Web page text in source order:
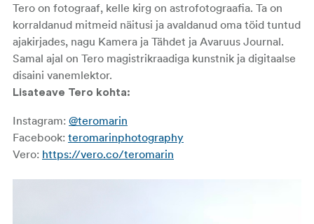
Tero on fotograaf, kelle kirg on astrofotograafia. Ta on
korraldanud mitmeid näitusi ja avaldanud oma töid tuntud
ajakirjades, nagu Kamera ja Tähdet ja Avaruus Journal.
Samal ajal on Tero magistrikraadiga kunstnik ja digitaalse
disaini vanemlektor.
Lisateave Tero kohta:
Instagram: @teromarin
Facebook: teromarinphotography
Vero: https://vero.co/teromarin